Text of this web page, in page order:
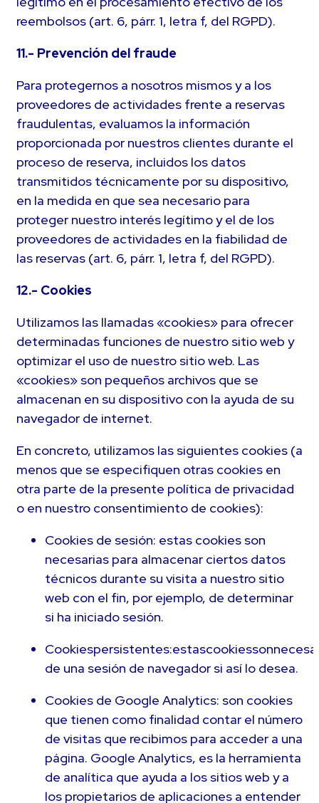
reembolsos (art. 6, párr. 1, letra f, del RGPD).
11.- Prevención del fraude
Para protegernos a nosotros mismos y a los
proveedores de actividades frente a reservas
fraudulentas, evaluamos la información
proporcionada por nuestros clientes durante el
proceso de reserva, incluidos los datos
transmitidos técnicamente por su dispositivo,
en la medida en que sea necesario para
proteger nuestro interés legítimo y el de los
proveedores de actividades en la fiabilidad de
las reservas (art. 6, párr. 1, letra f, del RGPD).
12.- Cookies
Utilizamos las llamadas «cookies» para ofrecer
determinadas funciones de nuestro sitio web y
optimizar el uso de nuestro sitio web. Las
«cookies» son pequeños archivos que se
almacenan en su dispositivo con la ayuda de su
navegador de internet.
En concreto, utilizamos las siguientes cookies (a
menos que se especifiquen otras cookies en
otra parte de la presente política de privacidad
o en nuestro consentimiento de cookies):
Cookies de sesión: estas cookies son
necesarias para almacenar ciertos datos
técnicos durante su visita a nuestro sitio
web con el fin, por ejemplo, de determinar
si ha iniciado sesión.
de una sesión de navegador si así lo desea.
Cookies de Google Analytics: son cookies
que tienen como finalidad contar el número
de visitas que recibimos para acceder a una
página. Google Analytics, es la herramienta
de analítica que ayuda a los sitios web y a
los propietarios de aplicaciones a entender